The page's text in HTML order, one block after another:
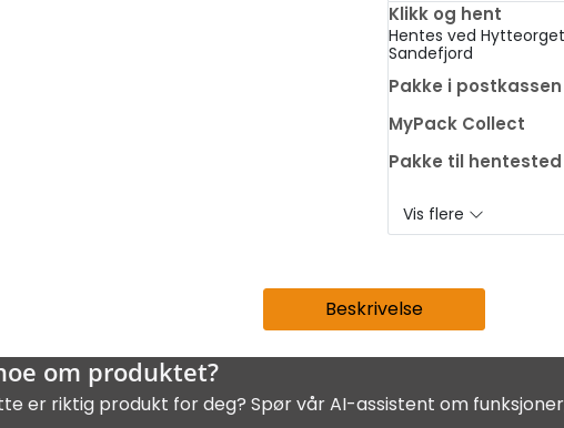
Klikk og hent
Hentes ved
Sandefjord
Pakke i postkassen
MyPack Collect
Pakke til hentested
Vis flere
Beskrivelse
om produktet?
er riktig produkt for deg? Spør vår AI-assistent om